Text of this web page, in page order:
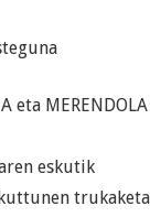
eta
eskutik
trukaketa